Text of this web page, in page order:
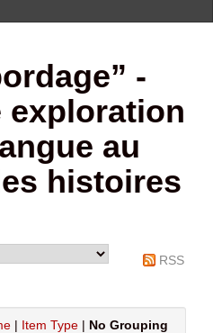
-
exploration
au
histoires
RSS
| Item Type| No Grouping